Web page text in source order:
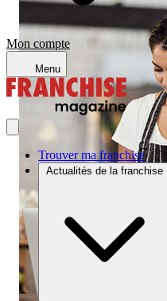
Mon compte
Menu
Trouver ma franchise
Actualités de la franchise